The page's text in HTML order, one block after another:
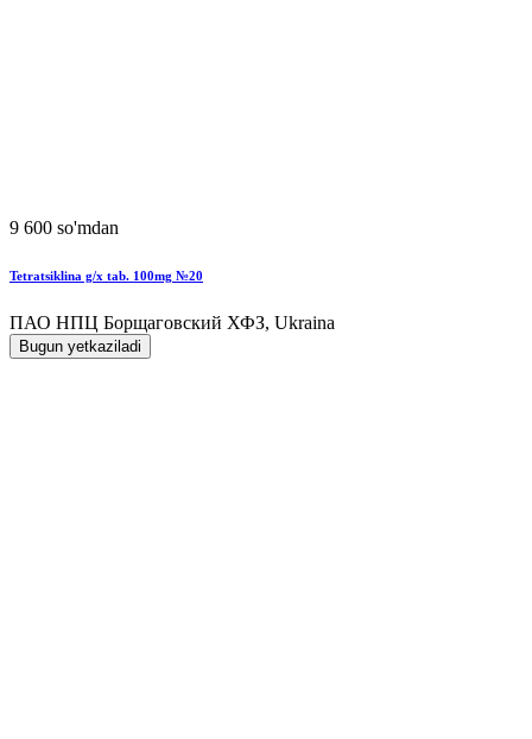
9 600 so'mdan
Tetratsiklina g/x tab. 100mg №20
ПАО НПЦ Борщаговский ХФЗ, Ukraina
Bugun yetkaziladi